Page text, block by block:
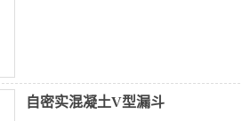
自密实混凝土V型漏斗